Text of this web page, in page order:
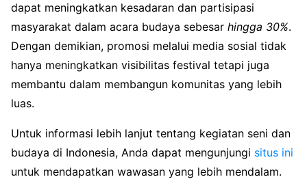
dapat meningkatkan kesadaran dan partisipasi
masyarakat dalam acara budaya sebesar hingga 30%.
Dengan demikian, promosi melalui media sosial tidak
hanya meningkatkan visibilitas festival tetapi juga
membantu dalam membangun komunitas yang lebih
luas.
Untuk informasi lebih lanjut tentang kegiatan seni dan
budaya di Indonesia, Anda dapat mengunjungi situs ini
untuk mendapatkan wawasan yang lebih mendalam.